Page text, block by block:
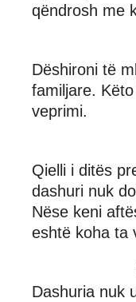
qëndrosh me
Dëshironi të
familjare.
veprimi.
Qielli i ditës
dashuri nuk
Nëse keni
eshtë koha ta
Dashuria nuk